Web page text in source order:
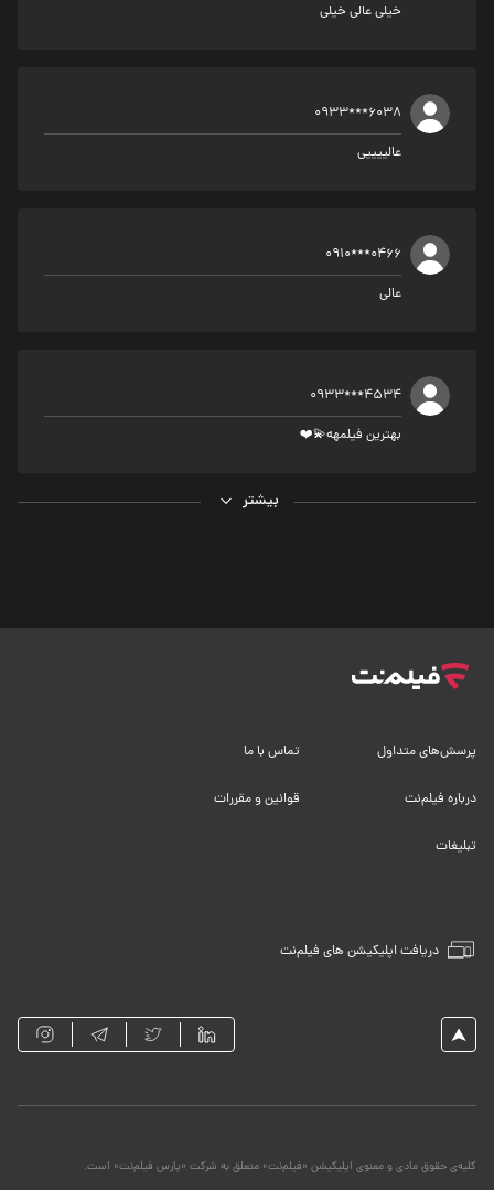
خیلی عالی خیلی
0933***6038
عالییییی
0910***0466
عالی
0933***4534
بهترین فیلمهه💫❤️
بیشتر
دریافت اپلیکیشن های فیلم‌نت
پرسش‌های متداول تماس با ما
درباره فیلم‌نت قوانین و مقررات
تبلیغات
کلیه‌ی حقوق مادی و معنوی اپلیکیشن «فیلم‌نت» متعلق به شرکت «پارس فیلم‌نت» است.